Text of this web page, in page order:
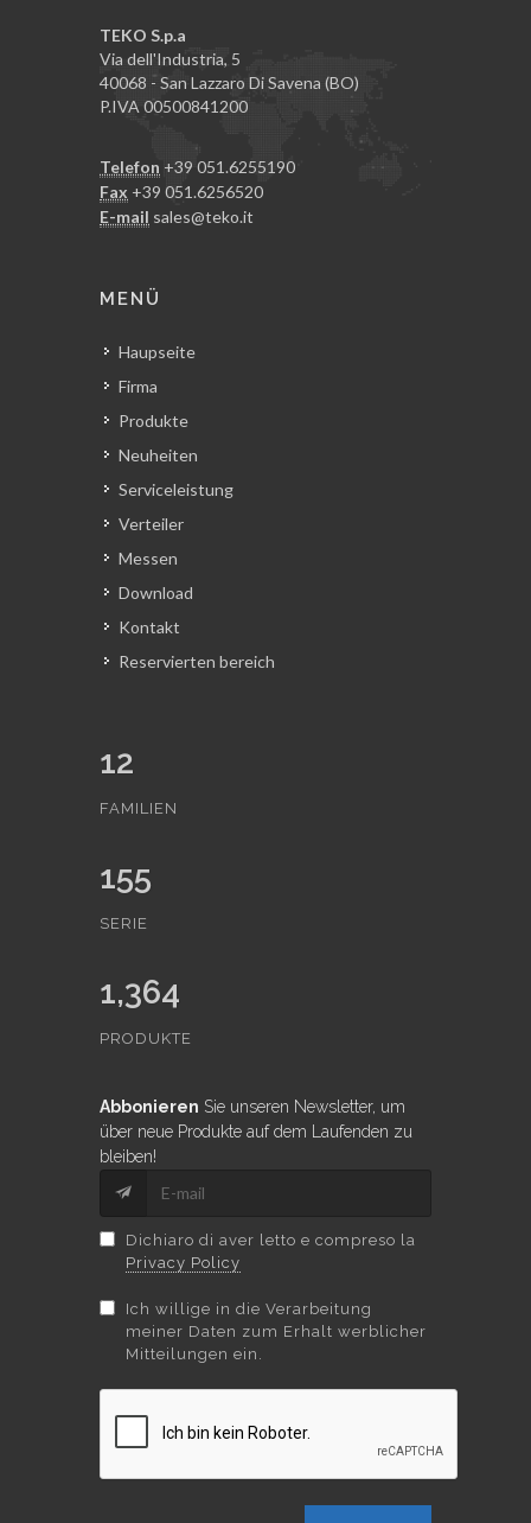
TEKO S.p.a
Via dell'Industria, 5
40068 - San Lazzaro Di Savena (BO)
P.IVA 00500841200
Telefon +39 051.6255190
Fax +39 051.6256520
E-mail sales@teko.it
MENÜ
Haupseite
Firma
Produkte
Neuheiten
Serviceleistung
Verteiler
Messen
Download
Kontakt
Reservierten bereich
12
FAMILIEN
155
SERIE
1,364
PRODUKTE
Abbonieren Sie unseren Newsletter, um
über neue Produkte auf dem Laufenden zu
bleiben!
Dichiaro di aver letto e compreso la
Privacy Policy
Ich willige in die Verarbeitung
meiner Daten zum Erhalt werblicher
Mitteilungen ein.